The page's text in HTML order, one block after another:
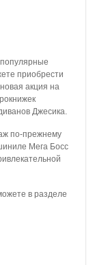
приобрести
акция на
Джесика.
по-прежнему
Мега Босс
в разделе